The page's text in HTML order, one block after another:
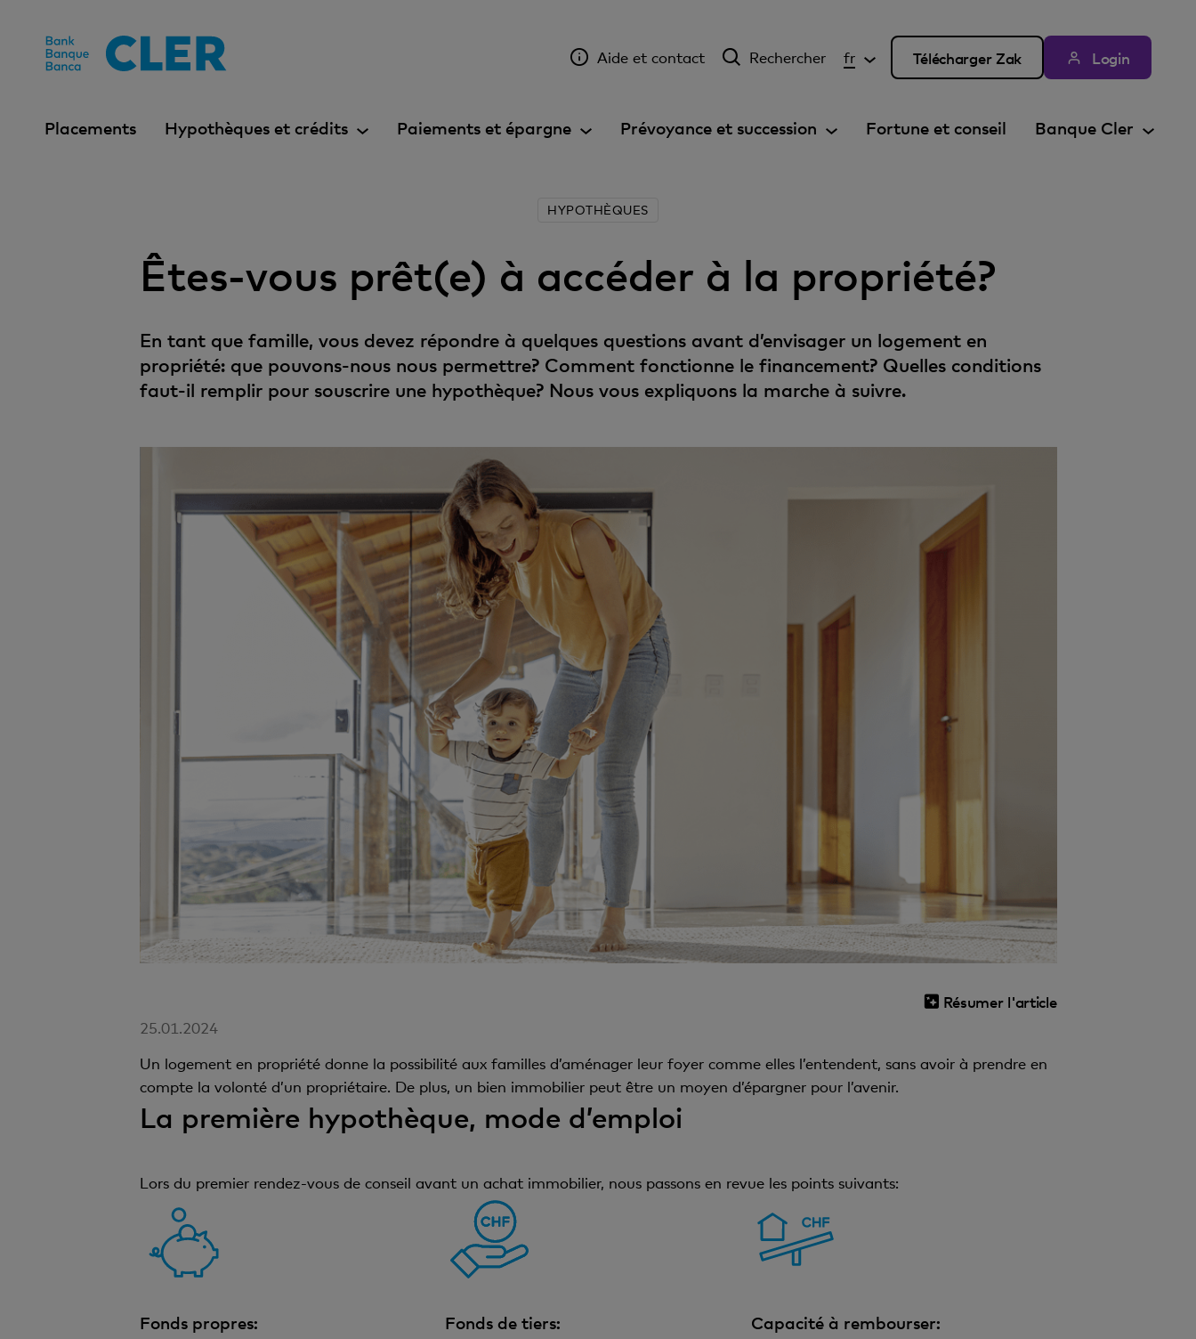
Aide et contact Rechercher fr Télécharger Zak Login
Placements Hypothèques et crédits Paiements et épargne Prévoyance et succession Fortune et conseil Banque Cler
HYPOTHÈQUES
Êtes-vous prêt(e) à accéder à la propriété?
En tant que famille, vous devez répondre à quelques questions avant d’envisager un logement en
propriété: que pouvons-nous nous permettre? Comment fonctionne le financement? Quelles conditions
faut-il remplir pour souscrire une hypothèque? Nous vous expliquons la marche à suivre.
Résumer l'article
25.01.2024
Un logement en propriété donne la possibilité aux familles d’aménager leur foyer comme elles l’entendent, sans avoir à prendre en
compte la volonté d’un propriétaire. De plus, un bien immobilier peut être un moyen d’épargner pour l’avenir.
La première hypothèque, mode d’emploi
Lors du premier rendez-vous de conseil avant un achat immobilier, nous passons en revue les points suivants:
Fonds propres: Fonds de tiers: Capacité à rembourser: